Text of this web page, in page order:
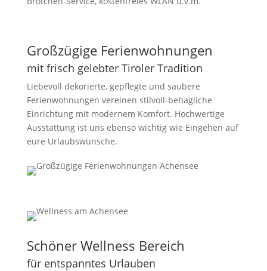
Großzügige Ferienwohnungen
mit frisch gelebter Tiroler Tradition
Liebevoll dekorierte, gepflegte und saubere
Ferienwohnungen vereinen stilvoll-behagliche
Einrichtung mit modernem Komfort. Hochwertige
Ausstattung ist uns ebenso wichtig wie Eingehen auf
eure Urlaubswünsche.
Schöner Wellness Bereich
für entspanntes Urlauben